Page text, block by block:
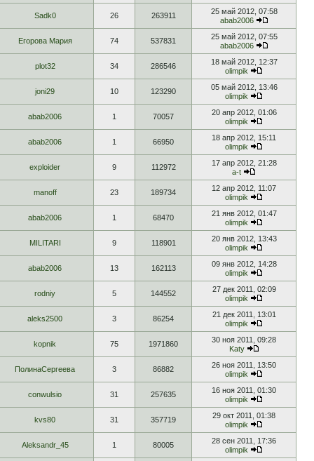
Sadk0 26 263911
25 май 2012, 07:58
abab2006
Егорова Мария 74 537831
25 май 2012, 07:55
abab2006
plot32 34 286546
18 май 2012, 12:37
olimpik
joni29 10 123290
05 май 2012, 13:46
olimpik
abab2006 1 70057
20 апр 2012, 01:06
olimpik
abab2006 1 66950
18 апр 2012, 15:11
olimpik
exploider 9 112972
17 апр 2012, 21:28
a-t
manoff 23 189734
12 апр 2012, 11:07
olimpik
abab2006 1 68470
21 янв 2012, 01:47
olimpik
MILITARI 9 118901
20 янв 2012, 13:43
olimpik
abab2006 13 162113
09 янв 2012, 14:28
olimpik
rodniy 5 144552
27 дек 2011, 02:09
olimpik
aleks2500 3 86254
21 дек 2011, 13:01
olimpik
kopnik 75 1971860
30 ноя 2011, 09:28
Katy
ПолинаСергеева 3 86882
26 ноя 2011, 13:50
olimpik
conwulsio 31 257635
16 ноя 2011, 01:30
olimpik
kvs80 31 357719
29 окт 2011, 01:38
olimpik
Aleksandr_45 1 80005
28 сен 2011, 17:36
olimpik